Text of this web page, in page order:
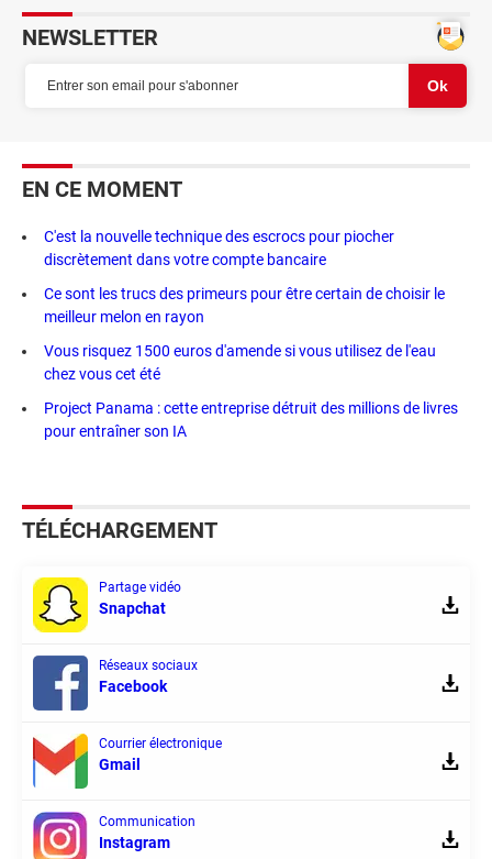
NEWSLETTER
EN CE MOMENT
C'est la nouvelle technique des escrocs pour piocher
discrètement dans votre compte bancaire
Ce sont les trucs des primeurs pour être certain de choisir le
meilleur melon en rayon
Vous risquez 1500 euros d'amende si vous utilisez de l'eau
chez vous cet été
Project Panama : cette entreprise détruit des millions de livres
pour entraîner son IA
TÉLÉCHARGEMENT
Partage vidéo
Snapchat
Réseaux sociaux
Facebook
Courrier électronique
Gmail
Communication
Instagram